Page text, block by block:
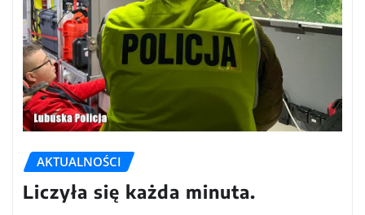
AKTUALNOŚCI
Liczyła się każda minuta.